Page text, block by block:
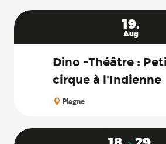
19.
Aug
Dino -Théâtre :
cirque à l'Indienne
Plagne